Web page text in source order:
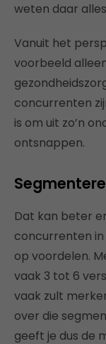
weten daar
Vanuit het
voorbeeld
concurrenten
is om uit zo’n
ontsnappen.
Dat kan beter
concurrenten
op voordelen.
vaak 3 tot 6
vaak zult
over die
geeft je dus de